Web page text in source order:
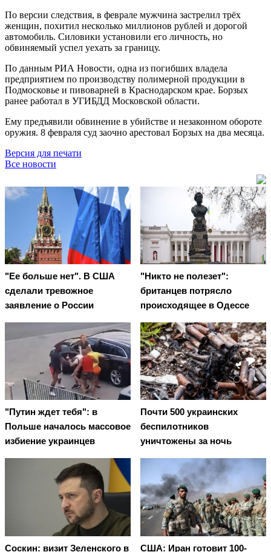
По версии следствия, в феврале мужчина застрелил трёх
женщин, похитил несколько миллионов рублей и дорогой
автомобиль. Силовики установили его личность, но
обвиняемый успел уехать за границу.
По данным РИА Новости, одна из погибших владела
предприятием по производству полимерной продукции в
Подмосковье и пивоварней в Краснодарском крае. Борзых
ранее работал в УГИБДД Московской области.
Ему предъявили обвинение в убийстве и незаконном обороте
оружия. 8 февраля суд заочно арестовал Борзых на два месяца.
Версия для печати
Все новости
"Ее больше нет". В США
сделали тревожное
заявление о России
"Никто не полезет":
британцев потрясло
происходящее в Одессе
"Путин ждет тебя": в
Польше началось массовое
избиение украинцев
Почти 500 украинских
беспилотников
уничтожены за ночь
Соскин: визит Зеленского в США: Иран готовит 100-